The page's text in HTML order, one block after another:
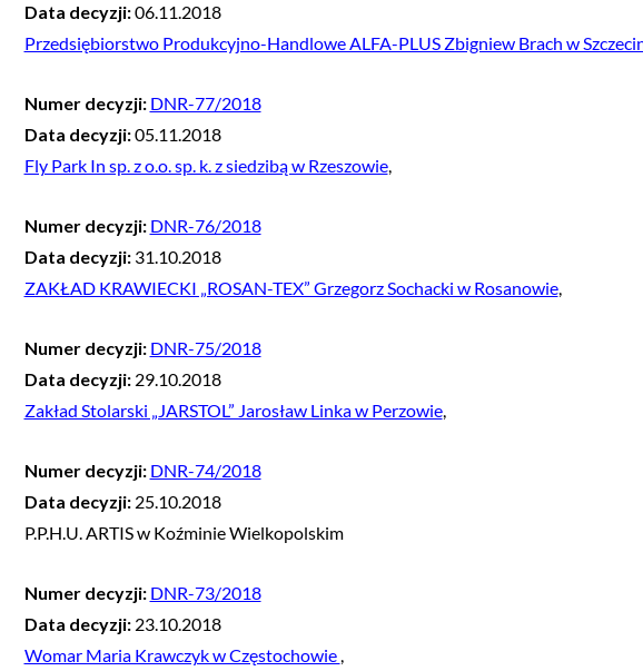
Data decyzji:06.11.2018
Przedsiębiorstwo Produkcyjno-Handlowe ALFA-PLUS Zbigniew Brach w
Numer decyzji: DNR-77/2018
Data decyzji:05.11.2018
Fly Park In sp. z o.o. sp. k. z siedzibą w Rzeszowie,
Numer decyzji: DNR-76/2018
Data decyzji: 31.10.2018
ZAKŁAD KRAWIECKI „ROSAN-TEX” Grzegorz Sochacki w Rosanowie,
Numer decyzji: DNR-75/2018
Data decyzji: 29.10.2018
Zakład Stolarski „JARSTOL” Jarosław Linka w Perzowie,
Numer decyzji: DNR-74/2018
Data decyzji: 25.10.2018
P.P.H.U. ARTIS w Koźminie Wielkopolskim
Numer decyzji: DNR-73/2018
Data decyzji: 23.10.2018
Womar Maria Krawczyk w Częstochowie ,